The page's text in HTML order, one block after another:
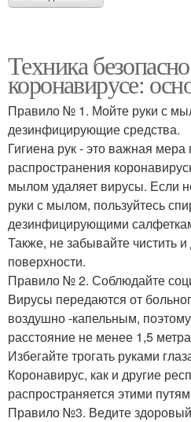
Техника
коронавирусе:
Правило № 1. Мойте руки с
дезинфицирующие средства.
Гигиена рук - это важная
распространения
мылом удаляет вирусы. Если
руки с мылом, пользуйтесь
дезинфицирующими
Также, не забывайте чистить
поверхности.
Правило № 2. Соблюдайте
Вирусы передаются от
воздушно -капельным,
расстояние не менее 1,5 метра
Избегайте трогать руками
Коронавирус, как и другие
распространяется этими
Правило №3. Ведите